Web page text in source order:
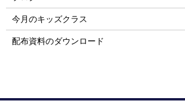
今月のキッズクラス
配布資料のダウンロード